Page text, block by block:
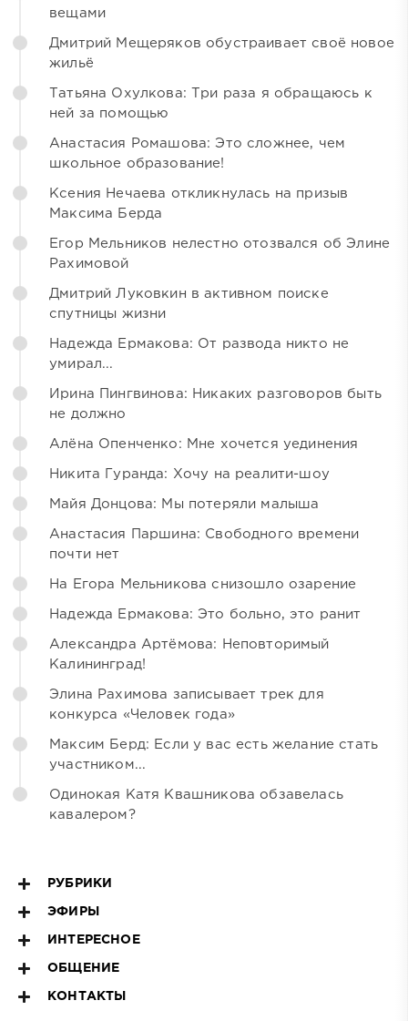
вещами
Дмитрий Мещеряков обустраивает своё новое
жильё
Татьяна Охулкова: Три раза я обращаюсь к
ней за помощью
Анастасия Ромашова: Это сложнее, чем
школьное образование!
Ксения Нечаева откликнулась на призыв
Максима Берда
Егор Мельников нелестно отозвался об Элине
Рахимовой
Дмитрий Луковкин в активном поиске
спутницы жизни
Надежда Ермакова: От развода никто не
умирал...
Ирина Пингвинова: Никаких разговоров быть
не должно
Алёна Опенченко: Мне хочется уединения
Никита Гуранда: Хочу на реалити-шоу
Майя Донцова: Мы потеряли малыша
Анастасия Паршина: Свободного времени
почти нет
На Егора Мельникова снизошло озарение
Надежда Ермакова: Это больно, это ранит
Александра Артёмова: Неповторимый
Калининград!
Элина Рахимова записывает трек для
конкурса «Человек года»
Максим Берд: Если у вас есть желание стать
участником...
Одинокая Катя Квашникова обзавелась
кавалером?
РУБРИКИ
ЭФИРЫ
ИНТЕРЕСНОЕ
ОБЩЕНИЕ
КОНТАКТЫ